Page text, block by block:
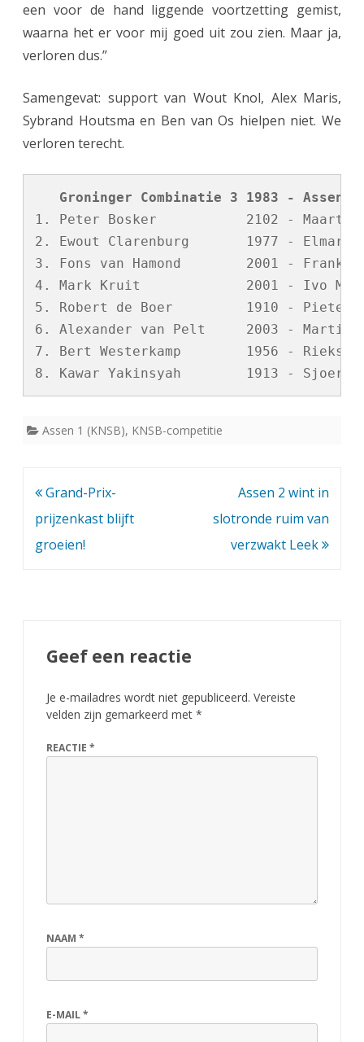
een voor de hand liggende voortzetting gemist,
waarna het er voor mij goed uit zou zien. Maar ja,
verloren dus.”
Samengevat: support van Wout Knol, Alex Maris,
Sybrand Houtsma en Ben van Os hielpen niet. We
verloren terecht.
Groninger Combinatie 3 1983 - Assen
1. Peter Bosker           2102 -
2. Ewout Clarenburg       1977 - Elmar
3. Fons van Hamond        2001 - Frank
4. Mark Kruit             2001 - Ivo
5. Robert de Boer         1910 - Pieter
6. Alexander van Pelt     2003 - Martin
7. Bert Westerkamp        1956 -
Assen 1 (KNSB), KNSB-competitie
Bericht
navigatie
Grand-Prix-
prijzenkast blijft
groeien!
Assen 2 wint in
slotronde ruim van
verzwakt Leek
Geef een reactie
Je e-mailadres wordt niet gepubliceerd. Vereiste
velden zijn gemarkeerd met *
REACTIE *
NAAM *
E-MAIL*